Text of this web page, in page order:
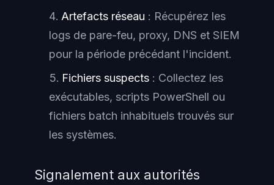
Artefacts réseau : Récupérez les
logs de pare-feu, proxy, DNS et SIEM
pour la période précédant l'incident.
Fichiers suspects : Collectez les
exécutables, scripts PowerShell ou
fichiers batch inhabituels trouvés sur
les systèmes.
Signalement aux autorités